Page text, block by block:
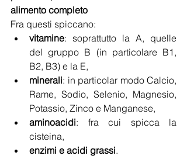
alimento completo
Fra questi spiccano:
vitamine: soprattutto la A, quelle
del gruppo B (in particolare B1,
B2, B3) e la E,
minerali: in particolar modo Calcio,
Rame, Sodio, Selenio, Magnesio,
Potassio, Zinco e Manganese,
aminoacidi: fra cui spicca la
cisteina,
enzimi e acidi grassi.